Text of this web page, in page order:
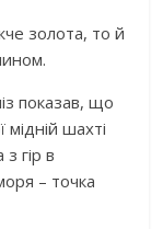
золота, то й
показав, що
шахті
гір в
– точка